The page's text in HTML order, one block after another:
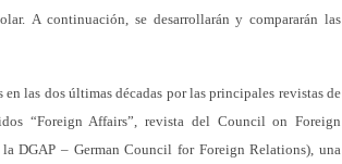
A continuación, se desarrollarán y compararán las
las dos últimas décadas por las principales revistas de
“Foreign Affairs”, revista del Council on Foreign
DGAP – German Council for Foreign Relations), una